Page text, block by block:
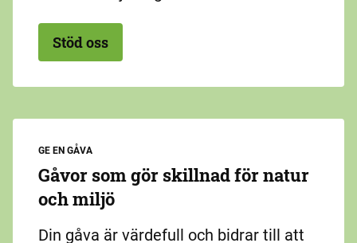
Stöd oss
GE EN GÅVA
Gåvor som gör skillnad för natur
och miljö
Din gåva är värdefull och bidrar till att